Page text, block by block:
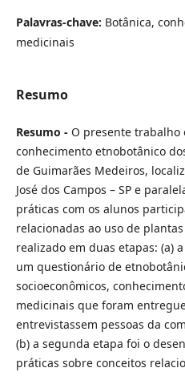
Palavras-chave: Botânica,
medicinais
Resumo
Resumo - O presente
conhecimento etnobotânico
de Guimarães Medeiros,
José dos Campos – SP e
práticas com os alunos
relacionadas ao uso de
realizado em duas etapas: (a)
um questionário de
socioeconômicos,
medicinais que foram
entrevistassem pessoas da
(b) a segunda etapa foi o
práticas sobre conceitos